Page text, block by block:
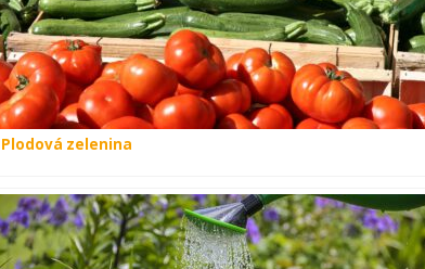
Plodová zelenina